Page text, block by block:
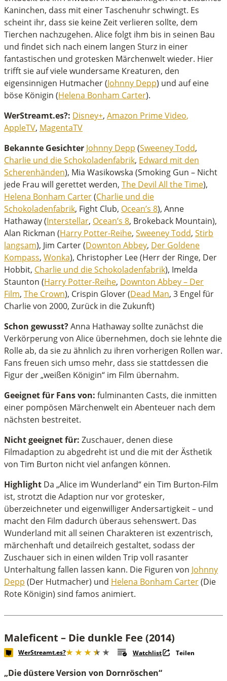
Kaninchen, dass mit einer Taschenuhr schwingt. Es
scheint ihr, dass sie keine Zeit verlieren sollte, dem
Tierchen nachzugehen. Alice folgt ihm bis in seinen Bau
und findet sich nach einem langen Sturz in einer
fantastischen und grotesken Märchenwelt wieder. Hier
trifft sie auf viele wundersame Kreaturen, den
eigensinnigen Hutmacher (Johnny Depp) und auf eine
böse Königin (Helena Bonham Carter).
WerStreamt.es?: Disney+, Amazon Prime Video,
AppleTV, MagentaTV
Bekannte Gesichter Johnny Depp (Sweeney Todd,
Charlie und die Schokoladenfabrik, Edward mit den
Scherenhänden), Mia Wasikowska (Smoking Gun – Nicht
jede Frau will gerettet werden, The Devil All the Time),
Helena Bonham Carter(Charlie und die
Schokoladenfabrik, Fight Club, Ocean’s 8), Anne
Hathaway (Interstellar, Ocean’s 8, Brokeback Mountain),
Alan Rickman (Harry Potter-Reihe, Sweeney Todd, Stirb
langsam), Jim Carter (Downton Abbey, Der Goldene
Kompass, Wonka), Christopher Lee (Herr der Ringe, Der
Hobbit, Charlie und die Schokoladenfabrik), Imelda
Staunton (Harry Potter-Reihe, Downton Abbey – Der
Film, The Crown), Crispin Glover (Dead Man, 3 Engel für
Charlie von 2000, Zurück in die Zukunft)
Schon gewusst?Anna Hathaway sollte zunächst die
Verkörperung von Alice übernehmen, doch sie lehnte die
Rolle ab, da sie zu ähnlich zu ihren vorherigen Rollen war.
Fans freuen sich umso mehr, dass sie stattdessen die
Figur der „weißen Königin“ im Film übernahm.
Geeignet für Fans von: fulminanten Casts, die inmitten
einer pompösen Märchenwelt ein Abenteuer nach dem
nächsten bestreitet.
Nicht geeignet für: Zuschauer, denen diese
Filmadaption zu abgedreht ist und die mit der Ästhetik
von Tim Burton nicht viel anfangen können.
Highlight Da „Alice im Wunderland“ ein Tim Burton-Film
ist, strotzt die Adaption nur vor grotesker,
überzeichneter und eigenwilliger Andersartigkeit – und
macht den Film dadurch überaus sehenswert. Das
Wunderland mit all seinen Charakteren ist exzentrisch,
märchenhaft und detailreich gestaltet, sodass der
Zuschauer sich in einen wilden Trip voll rasanter
Unterhaltung fallen lassen kann. Die Figuren von Johnny
Depp (Der Hutmacher) und Helena Bonham Carter(Die
Rote Königin) sind famos animiert.
Maleficent – Die dunkle Fee (2014)
WerStreamt.es? Watchlist Teilen
„Die düstere Version von Dornröschen“